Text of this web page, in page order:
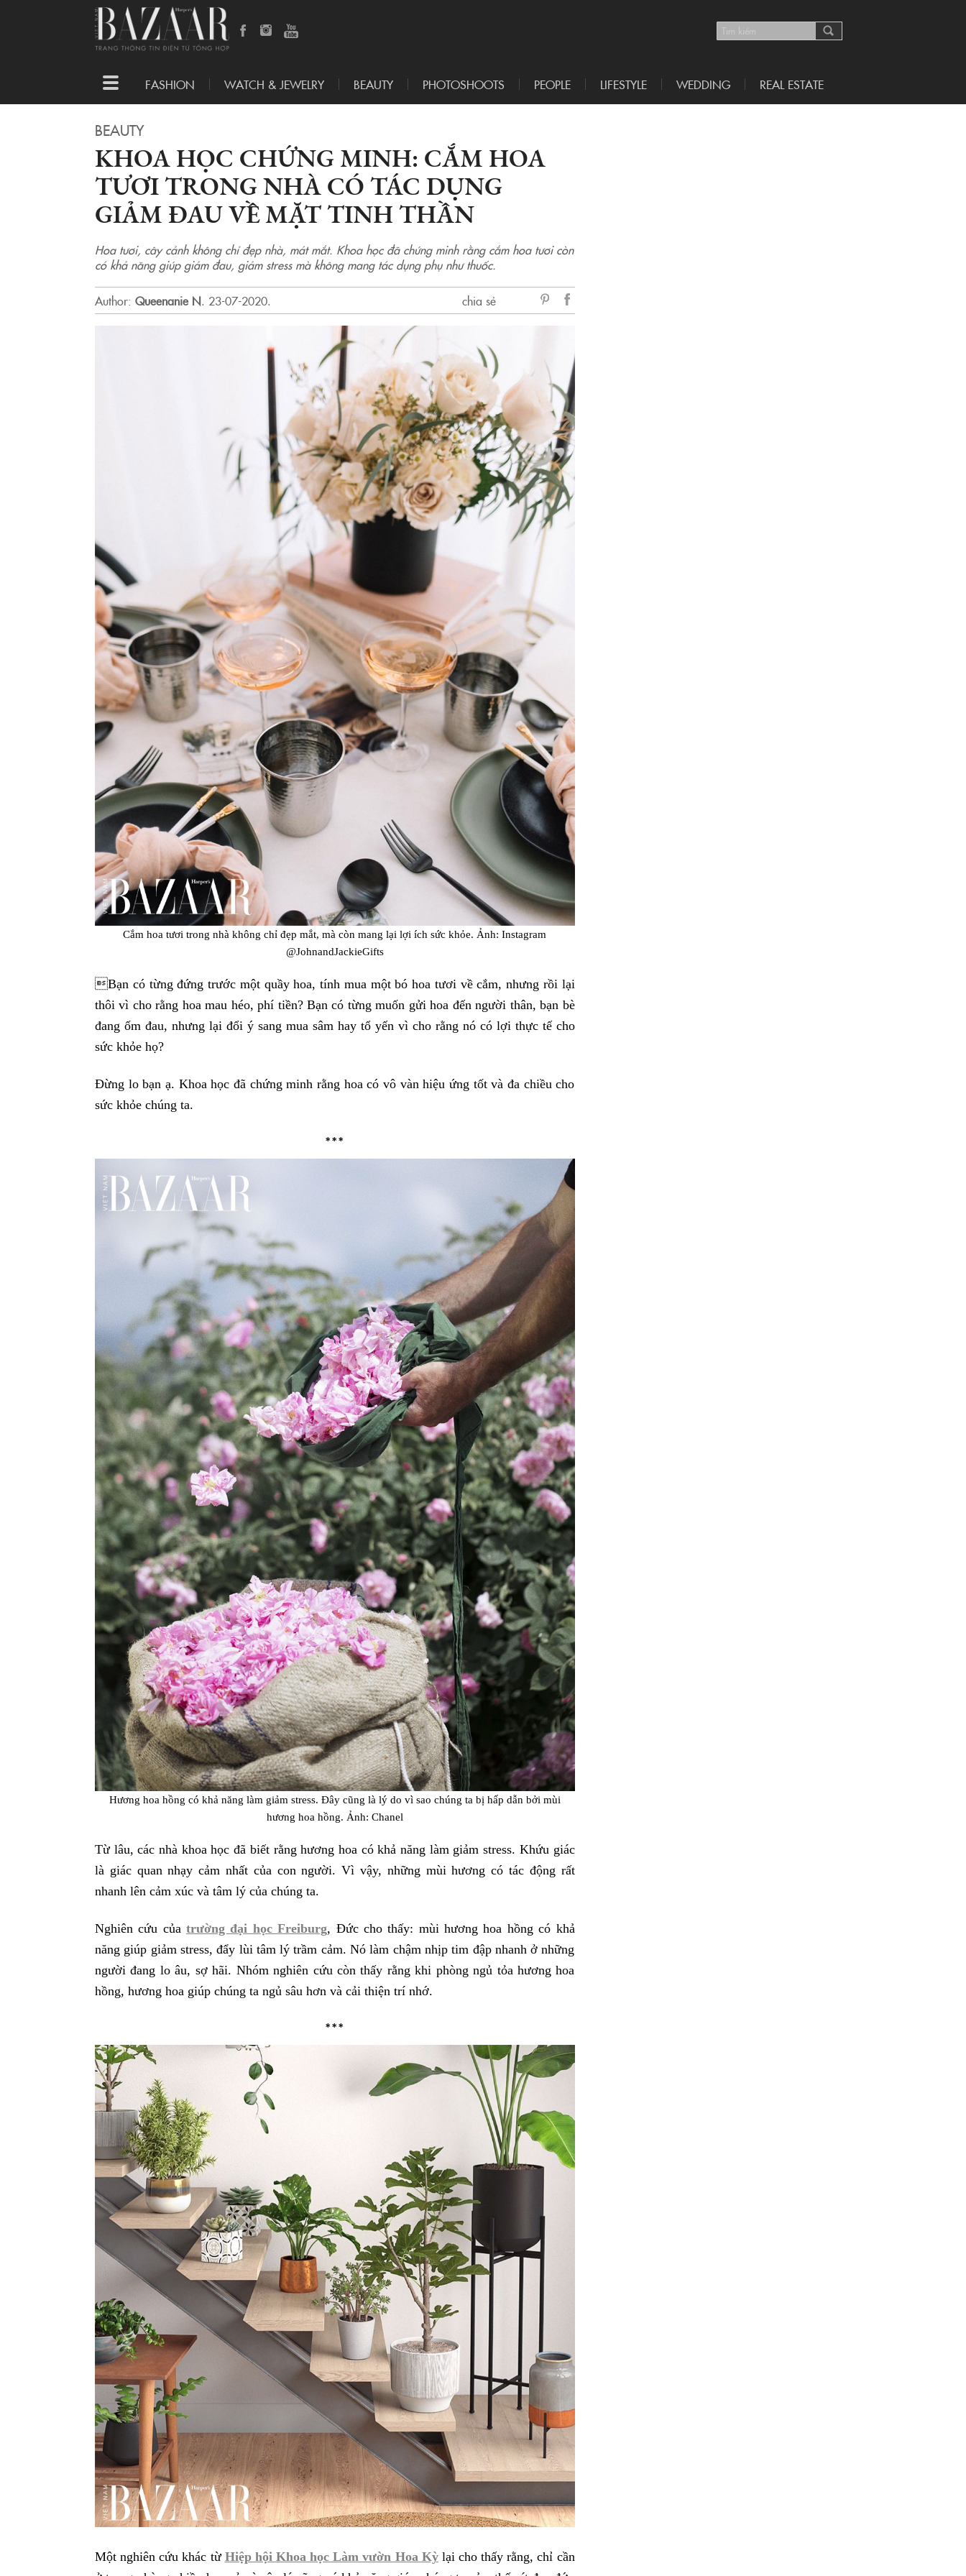
Toggle
navigation
FASHION WATCH & JEWELRY BEAUTY PHOTOSHOOTS PEOPLE LIFESTYLE WEDDING REAL ESTATE
BEAUTY
KHOA HỌC CHỨNG MINH: CẮM HOA
TƯƠI TRONG NHÀ CÓ TÁC DỤNG
GIẢM ĐAU VỀ MẶT TINH THẦN
Hoa tươi, cây cảnh không chỉ đẹp nhà, mát mắt. Khoa học đã chứng minh rằng cắm hoa tươi còn
có khả năng giúp giảm đau, giảm stress mà không mang tác dụng phụ như thuốc.
Author: Queenanie N. 23-07-2020.
chia sẻ
Cắm hoa tươi trong nhà không chỉ đẹp mắt, mà còn mang lại lợi ích sức khỏe. Ảnh: Instagram
@JohnandJackieGifts
Bạn có từng đứng trước một quầy hoa, tính mua một bó hoa tươi về cắm, nhưng rồi lại
thôi vì cho rằng hoa mau héo, phí tiền? Bạn có từng muốn gửi hoa đến người thân, bạn bè
đang ốm đau, nhưng lại đổi ý sang mua sâm hay tổ yến vì cho rằng nó có lợi thực tế cho
sức khỏe họ?
Đừng lo bạn ạ. Khoa học đã chứng minh rằng hoa có vô vàn hiệu ứng tốt và đa chiều cho
sức khỏe chúng ta.
***
Hương hoa hồng có khả năng làm giảm stress. Đây cũng là lý do vì sao chúng ta bị hấp dẫn bởi mùi
hương hoa hồng. Ảnh: Chanel
Từ lâu, các nhà khoa học đã biết rằng hương hoa có khả năng làm giảm stress. Khứu giác
là giác quan nhạy cảm nhất của con người. Vì vậy, những mùi hương có tác động rất
nhanh lên cảm xúc và tâm lý của chúng ta.
Nghiên cứu củatrường đại học Freiburg, Đức cho thấy: mùi hương hoa hồng có khả
năng giúp giảm stress, đẩy lùi tâm lý trầm cảm. Nó làm chậm nhịp tim đập nhanh ở những
người đang lo âu, sợ hãi. Nhóm nghiên cứu còn thấy rằng khi phòng ngủ tỏa hương hoa
hồng, hương hoa giúp chúng ta ngủ sâu hơn và cải thiện trí nhớ.
***
Một nghiên cứu khác từ Hiệp hội Khoa học Làm vườn Hoa Kỳlại cho thấy rằng, chỉ cần